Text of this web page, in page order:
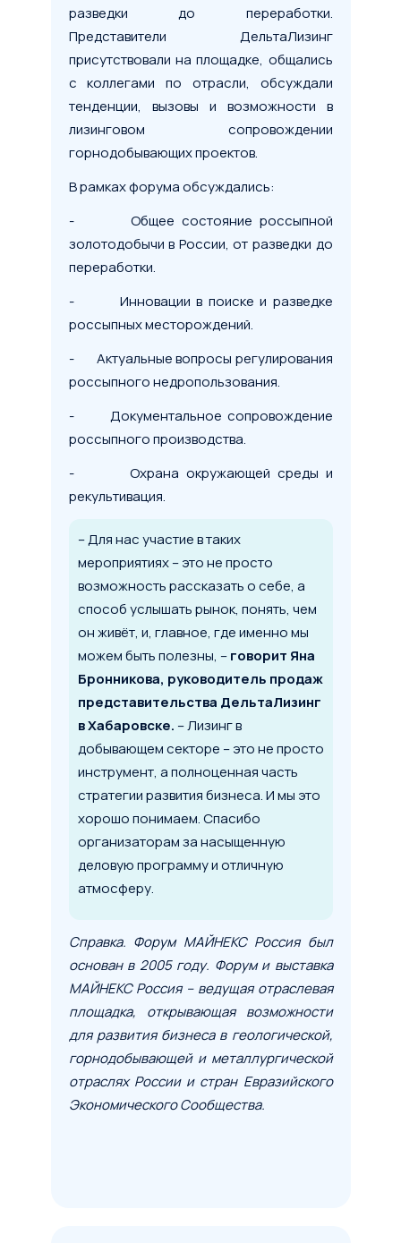
разведки до переработки.
Представители ДельтаЛизинг
присутствовали на площадке, общались
с коллегами по отрасли, обсуждали
тенденции, вызовы и возможности в
лизинговом сопровождении
горнодобывающих проектов.
В рамках форума обсуждались:
- Общее состояние россыпной
золотодобычи в России, от разведки до
переработки.
- Инновации в поиске и разведке
россыпных месторождений.
- Актуальные вопросы регулирования
россыпного недропользования.
- Документальное сопровождение
россыпного производства.
- Охрана окружающей среды и
рекультивация.
– Для нас участие в таких
мероприятиях – это не просто
возможность рассказать о себе, а
способ услышать рынок, понять, чем
он живёт, и, главное, где именно мы
можем быть полезны, –говорит Яна
Бронникова, руководитель продаж
представительства ДельтаЛизинг
в Хабаровске. – Лизинг в
добывающем секторе – это не просто
инструмент, а полноценная часть
стратегии развития бизнеса. И мы это
хорошо понимаем. Спасибо
организаторам за насыщенную
деловую программу и отличную
атмосферу.
Справка. Форум МАЙНЕКС Россия был
основан в 2005 году. Форум и выставка
МАЙНЕКС Россия – ведущая отраслевая
площадка, открывающая возможности
для развития бизнеса в геологической,
горнодобывающей и металлургической
отраслях России и стран Евразийского
Экономического Сообщества.